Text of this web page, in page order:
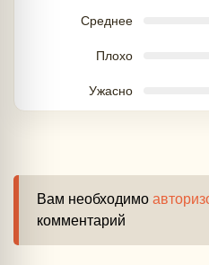
Среднее
Плохо
Ужасно
Вам необходимо
комментарий